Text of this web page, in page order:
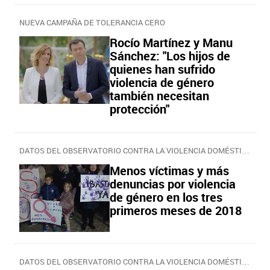
NUEVA CAMPAÑA DE TOLERANCIA CERO
Rocío Martínez y Manu
Sánchez: "Los hijos de
quienes han sufrido
violencia de género
también necesitan
protección"
DATOS DEL OBSERVATORIO CONTRA LA VIOLENCIA DOMÉSTICA Y DE GÉNERO DEL PODER JUDICIAL
Menos víctimas y más
denuncias por violencia
de género en los tres
primeros meses de 2018
DATOS DEL OBSERVATORIO CONTRA LA VIOLENCIA DOMÉSTICA Y DE GÉNERO DEL PODER JUDICIAL